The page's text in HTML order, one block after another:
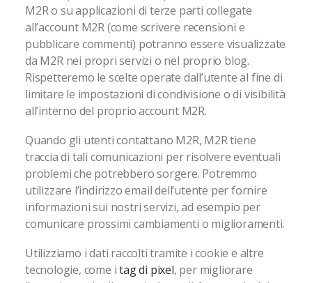
M2R o su applicazioni di terze parti collegate
all’account M2R (come scrivere recensioni e
pubblicare commenti) potranno essere visualizzate
da M2R nei propri servizi o nel proprio blog.
Rispetteremo le scelte operate dall’utente al fine di
limitare le impostazioni di condivisione o di visibilità
all’interno del proprio account M2R.
Quando gli utenti contattano M2R, M2R tiene
traccia di tali comunicazioni per risolvere eventuali
problemi che potrebbero sorgere. Potremmo
utilizzare l’indirizzo email dell’utente per fornire
informazioni sui nostri servizi, ad esempio per
comunicare prossimi cambiamenti o miglioramenti.
Utilizziamo i dati raccolti tramite i cookie e altre
tecnologie, come itag di pixel, per migliorare